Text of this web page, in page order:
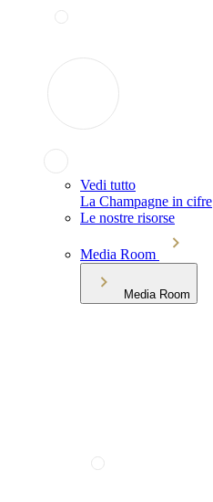
Vedi tutto
La Champagne in cifre
Le nostre risorse
Media Room
Media Room